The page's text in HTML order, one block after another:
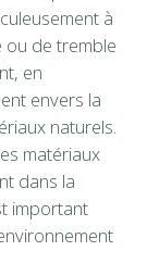
à
ou de tremble
en
envers la
naturels.
matériaux
dans la
important